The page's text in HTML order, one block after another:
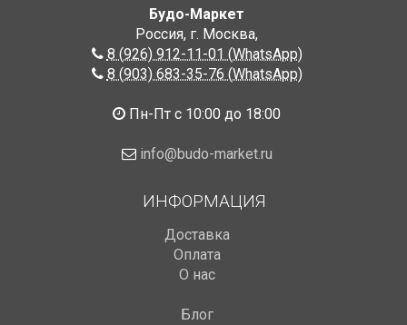
Будо-Маркет
Россия, г. Москва,
8 (926) 912-11-01 (WhatsApp)
8 (903) 683-35-76 (WhatsApp)
Пн-Пт с 10:00 до 18:00
info@budo-market.ru
ИНФОРМАЦИЯ
Доставка
Оплата
О нас
Блог